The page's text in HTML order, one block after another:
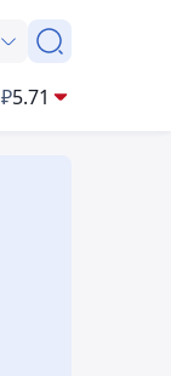
₽5.71